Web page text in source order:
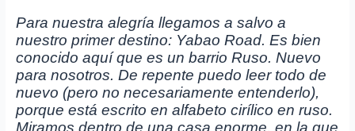
Para nuestra alegría llegamos a salvo a
nuestro primer destino: Yabao Road. Es bien
conocido aquí que es un barrio Ruso. Nuevo
para nosotros. De repente puedo leer todo de
nuevo (pero no necesariamente entenderlo),
porque está escrito en alfabeto cirílico en ruso.